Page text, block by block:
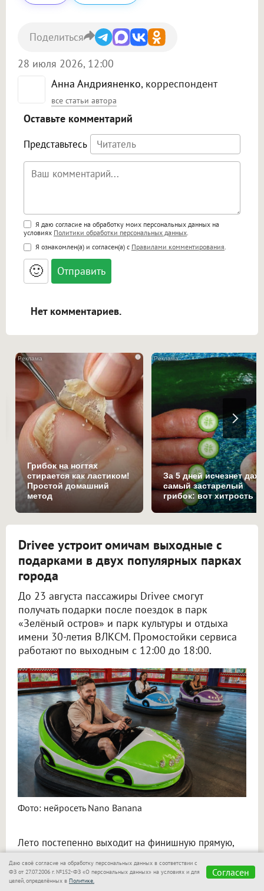
Анна Андрияненко, корреспондент
все статьи автора
28 июля 2026, 12:00
Поделиться
Оставьте комментарий
Представьтесь
Поддержка HTML
<b>, <strong>, <u>, <i>, <em>, <s>, <big>,
<small>, <sup>, <sub>, <pre>, <ul>, <ol>, <li>,
<blockquote>, <code> экранирует HTML,
адреса URL автоматически становятся
ссылками, и [img]адрес[/img] будет
Я даю согласие на обработку моих персональных данных на
условиях Политики обработки персональных данных.
Я ознакомлен(а) и согласен(а) с Правилами комментирования.
🙂
Нет комментариев.
i
Грибок на ногтях
стирается как ластиком!
Простой домашний
метод
За 5 дней исчезнет
самый застарелый
грибок: вот хитрость
Drivee устроит омичам выходные с
подарками в двух популярных парках
города
До 23 августа пассажиры Drivee смогут
получать подарки после поездок в парк
«Зелёный остров» и парк культуры и отдыха
имени 30-летия ВЛКСМ. Промостойки сервиса
работают по выходным с 12:00 до 18:00.
Фото: нейросеть Nano Banana
Лето постепенно выходит на финишную прямую,
активно. Можно прокатиться на аттракционах,
прогуляться вдоль Иртыша, взять мороженое
Даю своё согласие на обработку персональных данных в соответствии с
ФЗ от 27.07.2006 г. №152-ФЗ «О персональных данных» на условиях и для
целей, определённых в Политике.
Согласен